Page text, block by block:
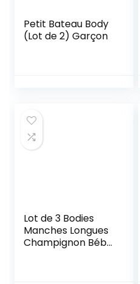
Petit Bateau Body
(Lot de 2) Garçon
Lot de 3 Bodies
Manches Longues
Champignon Bébé